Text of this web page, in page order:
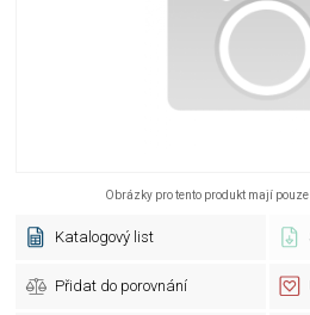
Obrázky pro tento produkt mají
Katalogový list
Přidat do porovnání